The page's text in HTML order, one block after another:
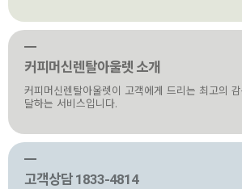
커피머신렌탈아울렛 소개
커피머신렌탈아울렛이 고객에게 드리는 최고의
달하는 서비스입니다.
고객상담 1833-4814